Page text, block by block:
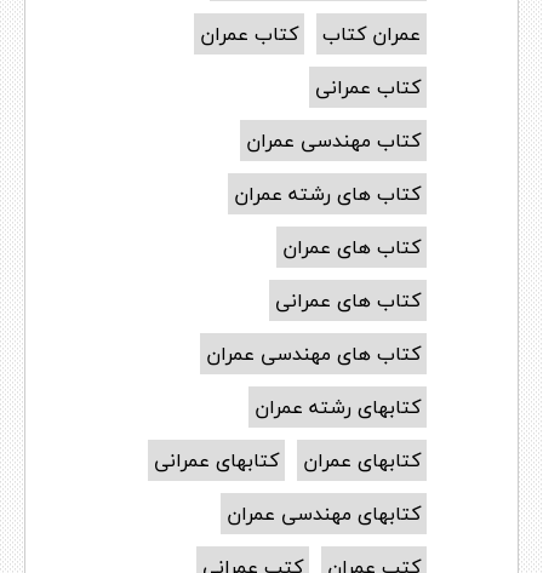
عمران کتاب
کتاب عمران
کتاب عمرانی
کتاب مهندسی عمران
کتاب های رشته عمران
کتاب های عمران
کتاب های عمرانی
کتاب های مهندسی عمران
کتابهای رشته عمران
کتابهای عمران
کتابهای عمرانی
کتابهای مهندسی عمران